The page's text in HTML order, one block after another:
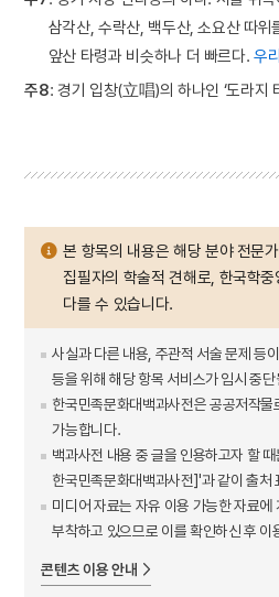
삼각산, 수락산, 백두산, 소요산 따위
앞산 타령과 비슷하나 더 빠르다.우
주8: 경기 입창(立唱)의 하나인 ‘도라지
본 항목의 내용은 해당 분야 전문
집필자의 학술적 견해로, 한국학
다를 수 있습니다.
사실과 다른 내용, 주관적 서술 문제 등
등을 위해 해당 항목 서비스가 임시 중
한국민족문화대백과사전은 공공저작
가능합니다.
백과사전 내용 중 글을 인용하고자 할
한국민족문화대백과사전]'과 같이 출처
미디어 자료는 자유 이용 가능한 자료에
부착하고 있으므로 이를 확인하신 후 이
콘텐츠 이용 안내